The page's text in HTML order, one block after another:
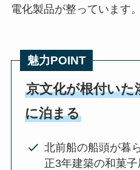
電化製品が整っています。
魅力POINT
京文化が根付い
に泊まる
北前船の船頭が暮
正3年建築の和菓